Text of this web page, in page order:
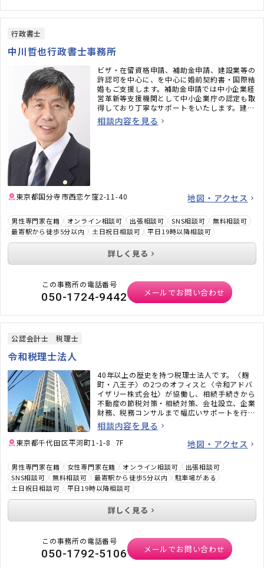
行政書士
中川哲也行政書士事務所
ビザ・在留資格申請、補助金申請、建設業等の
許認可を中心に、を中心に婚前契約書・国際結
婚もご支援します。補助金申請では中小企業経
営革新等支援機関として中小企業庁の認定も取
得しており丁寧なサポートをいたします。建設
業・産廃運送業等の許認可申請支援も扱ってお
ります。
相談内容を見る
東京都国分寺市西恋ケ窪2-11-40 地図・アクセス
男性専門家在籍 オンライン相談可 出張相談可 SNS相談可
無料相談可
最寄駅から徒歩5分以内
土日祝日相談可 平日19時以降相談可
詳しく見る
この事務所の電話番号
050-1724-9442 メールでお問い合わせ
公認会計士 税理士
令和税理士法人
40年以上の歴史を持つ税理士法人です。〈麹
町・八王子〉の2つのオフィスと〈令和アドバ
イザリー株式会社〉が協働し、相続手続きから
不動産の節税対策・相続対策、会社設立、企業
財務、税務コンサルまで幅広いサポートを行っ
ています。機械的に進めるのではなく、お客様
一人ひとりの「お気持ち」に寄り添い、並走い
たします。お話を伺い、専門外だった場合には
必要な各分野の専門職をお繋ぎいたします。ど
うぞお気軽にご相談ください。
相談内容を見る
東京都千代田区平河町1-1-8 7F 地図・アクセス
男性専門家在籍 女性専門家在籍 オンライン相談可
出張相談可
SNS相談可
無料相談可 最寄駅から徒歩5分以内
駐車場がある
土日祝日相談可
平日19時以降相談可
詳しく見る
この事務所の電話番号
050-1792-5106 メールでお問い合わせ